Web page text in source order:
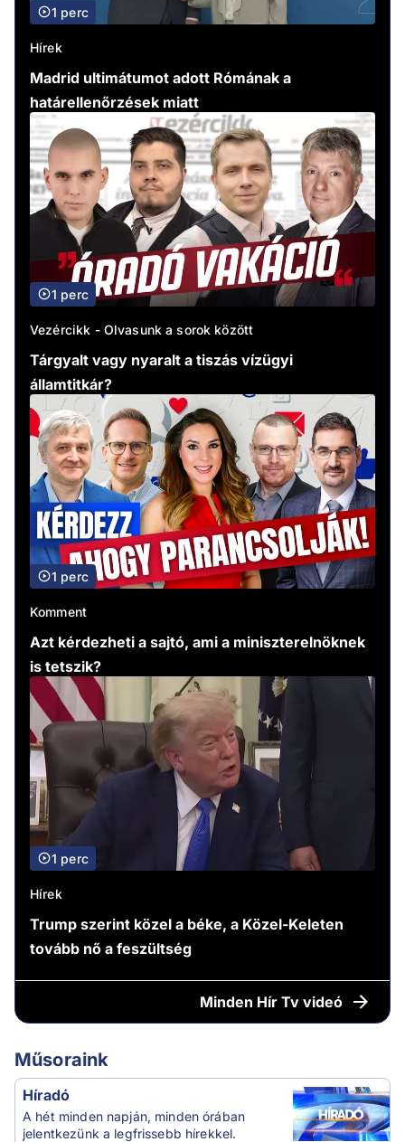
1 perc
Hírek
Madrid ultimátumot adott Rómának a
határellenőrzések miatt
1 perc
Vezércikk - Olvasunk a sorok között
Tárgyalt vagy nyaralt a tiszás vízügyi
államtitkár?
1 perc
Komment
Azt kérdezheti a sajtó, ami a miniszterelnöknek
is tetszik?
1 perc
Hírek
Trump szerint közel a béke, a Közel-Keleten
tovább nő a feszültség
Minden Hír Tv videó
Műsoraink
Híradó
A hét minden napján, minden órában
jelentkezünk a legfrissebb hírekkel.